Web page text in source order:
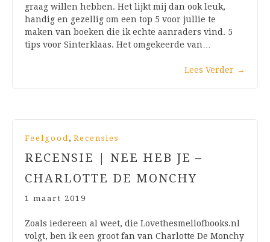
graag willen hebben. Het lijkt mij dan ook leuk,
handig en gezellig om een top 5 voor jullie te
maken van boeken die ik echte aanraders vind. 5
tips voor Sinterklaas. Het omgekeerde van…
Lees Verder →
Feelgood, Recensies
RECENSIE | NEE HEB JE –
CHARLOTTE DE MONCHY
1 maart 2019
Zoals iedereen al weet, die Lovethesmellofbooks.nl
volgt, ben ik een groot fan van Charlotte De Monchy